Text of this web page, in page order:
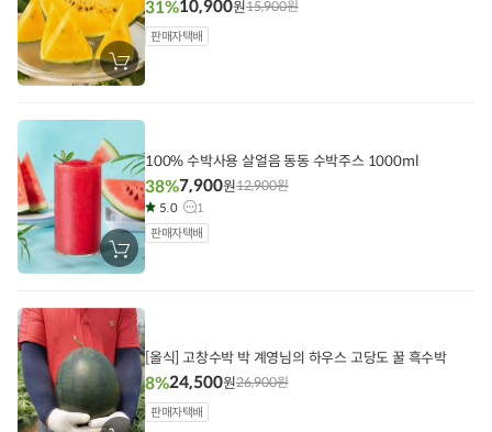
장
바
에
기
31%10,900원15,900원
판매자택배
장
바
에
담
기
100% 수박사용 살얼음 동동 수박주스 1000ml
38%7,900원12,900원
5.0
1
판매자택배
[올식] 고창수박 박 계영님의 하우스 고당도 꿀 흑수박
8%24,500원26,900원
판매자택배